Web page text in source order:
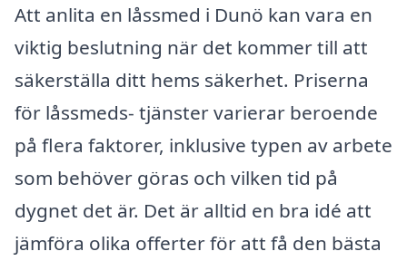
Att anlita en låssmed i Dunö kan vara en
viktig beslutning när det kommer till att
säkerställa ditt hems säkerhet. Priserna
för låssmeds- tjänster varierar beroende
på flera faktorer, inklusive typen av arbete
som behöver göras och vilken tid på
dygnet det är. Det är alltid en bra idé att
jämföra olika offerter för att få den bästa